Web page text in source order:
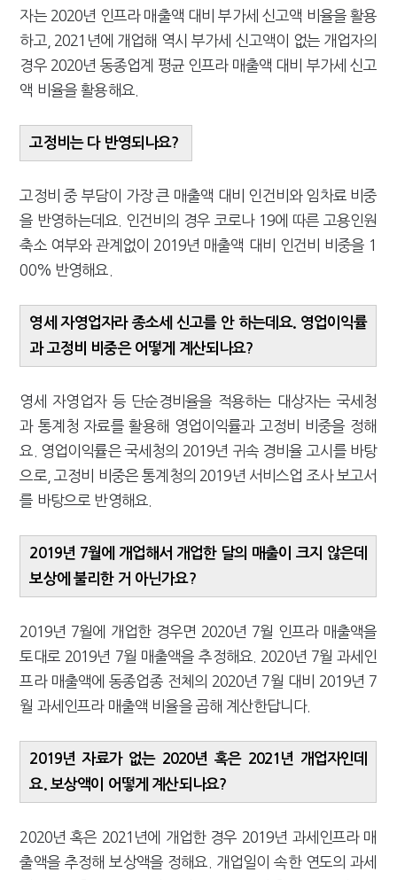
자는 2020년 인프라 매출액 대비 부가세 신고액 비율을 활용
하고, 2021년에 개업해 역시 부가세 신고액이 없는 개업자의
경우 2020년 동종업계 평균 인프라 매출액 대비 부가세 신고
액 비율을 활용해요.
고정비는 다 반영되나요?
고정비 중 부담이 가장 큰 매출액 대비 인건비와 임차료 비중
을 반영하는데요. 인건비의 경우 코로나 19에 따른 고용인원
축소 여부와 관계없이 2019년 매출액 대비 인건비 비중을 1
00% 반영해요.
영세 자영업자라 종소세 신고를 안 하는데요. 영업이익률
과 고정비 비중은 어떻게 계산되나요?
영세 자영업자 등 단순경비율을 적용하는 대상자는 국세청
과 통계청 자료를 활용해 영업이익률과 고정비 비중을 정해
요. 영업이익률은 국세청의 2019년 귀속 경비율 고시를 바탕
으로, 고정비 비중은 통계청의 2019년 서비스업 조사 보고서
를 바탕으로 반영해요.
2019년 7월에 개업해서 개업한 달의 매출이 크지 않은데
보상에 불리한 거 아닌가요?
2019년 7월에 개업한 경우면 2020년 7월 인프라 매출액을
토대로 2019년 7월 매출액을 추정해요. 2020년 7월 과세인
프라 매출액에 동종업종 전체의 2020년 7월 대비 2019년 7
월 과세인프라 매출액 비율을 곱해 계산한답니다.
2019년 자료가 없는 2020년 혹은 2021년 개업자인데
요. 보상액이 어떻게 계산되나요?
2020년 혹은 2021년에 개업한 경우 2019년 과세인프라 매
출액을 추정해 보상액을 정해요. 개업일이 속한 연도의 과세